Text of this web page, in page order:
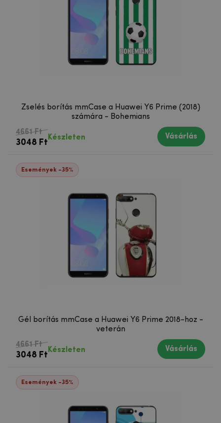
Zselés borítás mmCase a Huawei Y6 Prime (2018)
számára - Bohemians
4661 Ft
3048 Ft
Készleten Vásárlás
Események -35%
Gél borítás mmCase a Huawei Y6 Prime 2018-hoz -
veterán
4661 Ft
3048 Ft
Készleten Vásárlás
Események -35%